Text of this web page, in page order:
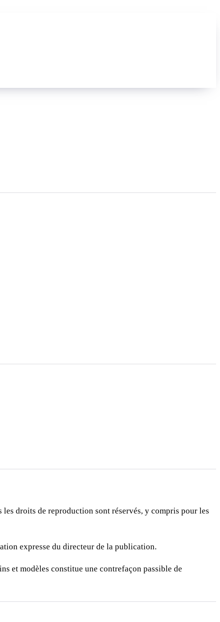
droits de reproduction sont réservés, y compris pour les
expresse du directeur de la publication.
et modèles constitue une contrefaçon passible de